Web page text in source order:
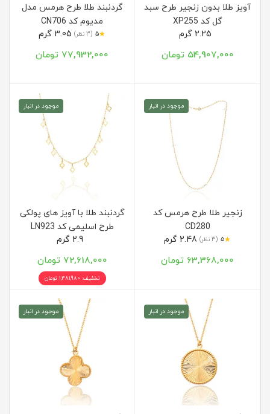
آویز طلا بدون زنجیر طرح سبد
گل کد XP255
54,907,000 تومان
گردنبند طلا طرح هرمس مدل
مدیوم کد CN706
★
5 (3 نظر)
77,932,000 تومان
موجود در انبار
زنجیر طلا طرح هرمس کد
CD280
★
5 (3 نظر)
63,368,000 تومان
موجود در انبار
گردنبند طلا با آویز های پولکی
طرح اسلیمی کد LN923
72,618,000 تومان
تخفیف: 1,481,980 تومان
موجود در انبار موجود در انبار